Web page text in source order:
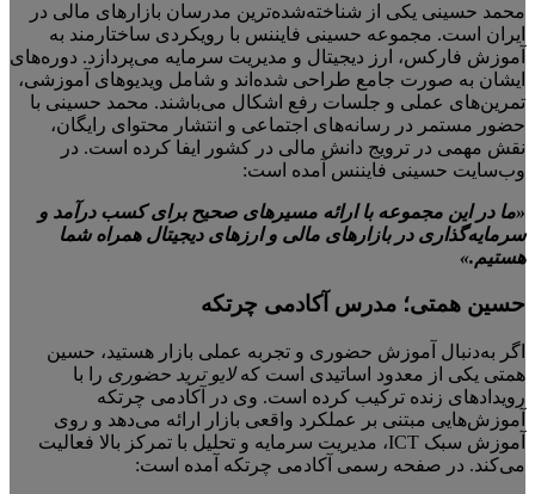
محمد حسینی یکی از شناخته‌شده‌ترین مدرسان بازارهای مالی در
ایران است. مجموعه حسینی فایننس با رویکردی ساختارمند به
آموزش فارکس، ارز دیجیتال و مدیریت سرمایه می‌پردازد. دوره‌های
ایشان به صورت جامع طراحی شده‌اند و شامل ویدیوهای آموزشی،
تمرین‌های عملی و جلسات رفع اشکال می‌باشند. محمد حسینی با
حضور مستمر در رسانه‌های اجتماعی و انتشار محتوای رایگان،
نقش مهمی در ترویج دانش مالی در کشور ایفا کرده است. در
وب‌سایت حسینی فایننس آمده است:
«ما در این مجموعه با ارائه مسیرهای صحیح برای کسب درآمد و
سرمایه‌گذاری در بازارهای مالی و ارزهای دیجیتال همراه شما
هستیم.»
حسین همتی؛ مدرس آکادمی چرتکه
اگر به‌دنبال آموزش حضوری و تجربه عملی بازار هستید، حسین
همتی یکی از معدود اساتیدی است کهلایو ترید حضوری را با
رویدادهای زنده ترکیب کرده است. وی در آکادمی چرتکه
آموزش‌هایی مبتنی بر عملکرد واقعی بازار ارائه می‌دهد و روی
آموزش سبک ICT، مدیریت سرمایه و تحلیل با تمرکز بالا فعالیت
می‌کند. در صفحه رسمی آکادمی چرتکه آمده است: